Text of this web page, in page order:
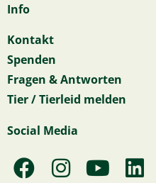
Info
Kontakt
Spenden
Fragen & Antworten
Tier / Tierleid melden
Social Media
F I Y L